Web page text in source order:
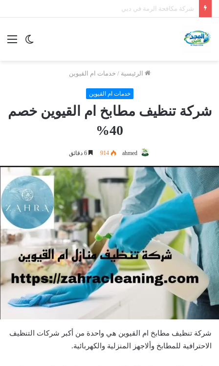
شركة مكافحة الرمة في الورقاء
الوضع
الرئيسية / خدمات ام القيوين
خدمات ام القيوين
شركة تنظيف مطابخ ام القيوين خصم
40%
ahmed
914
شركة تنظيف مطابخ ام القيوين هي واحدة من أكبر شركات التنظيف
الاحترافية للمطابخ وألاجهز المنزلية والكهربائية.